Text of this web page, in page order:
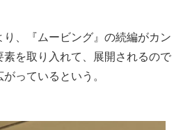
、『ムービング』の続編がカン
を取り入れて、展開されるので
っているという。